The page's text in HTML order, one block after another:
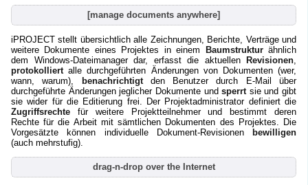
[manage documents anywhere]
iPROJECT stellt übersichtlich alle Zeichnungen, Berichte, Verträge und
weitere Dokumente eines Projektes in einem
Baumstrukturähnlich
dem Windows-Dateimanager dar, erfasst die aktuellen
Revisionen
protokolliert alle durchgeführten Änderungen von Dokumenten (wer,
wann, warum),
benachrichtigtden Benutzer durch E-Mail über
durchgeführte Änderungen jeglicher Dokumente undsperrt sie und gibt
sie wider für die Editierung frei. Der Projektadministrator definiert die
Zugriffsrechte für weitere Projektteilnehmer und bestimmt deren
Rechte für die Arbeit mit sämtlichen Dokumenten des Projektes. Die
Vorgesätzte können individuelle Dokument-Revisionen
bewilligen
(auch mehrstufig).
drag-n-drop over the Internet